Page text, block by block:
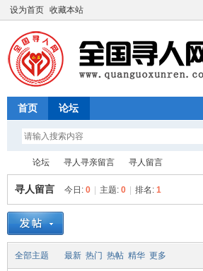
设为首页 收藏本站
首页 论坛
»
论坛
›
寻人寻亲留言 寻人留言
寻人留言 今日: 0 主题: 0 排名: 1
全部主题 最新 热门 热帖 精华 更多